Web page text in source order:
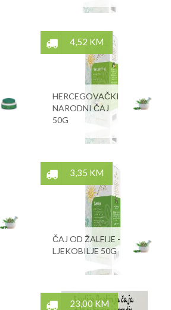
4,52 KM
HERCEGOVAČKI
NARODNI ČAJ
50G
3,35 KM
ČAJ OD ŽALFIJE -
LJEKOBILJE 50G
23,00 KM